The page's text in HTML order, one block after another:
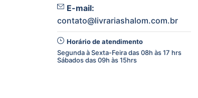
E-mail:
contato@livrariashalom.com.br
Horário de atendimento
Segunda à Sexta-Feira das 08h às 17 hrs
Sábados das 09h às 15hrs